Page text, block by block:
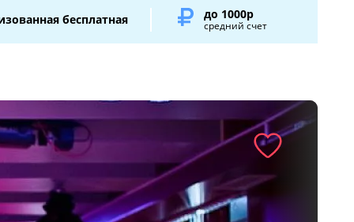
бесплатная до 1000р
средний счет